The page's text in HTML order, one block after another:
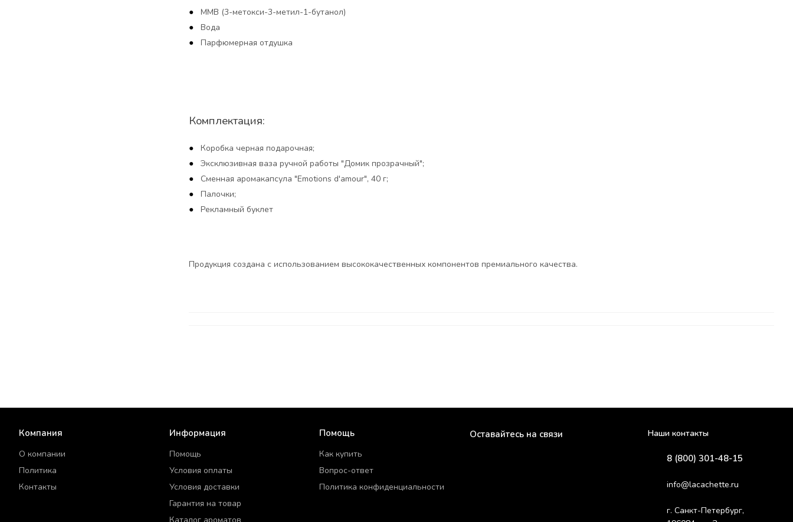
MMB (3-метокси-3-метил-1-бутанол)
Вода
Парфюмерная отдушка
Комплектация:
Коробка черная подарочная;
Эксклюзивная ваза ручной работы "Домик прозрачный";
Сменная аромакапсула "Emotions d'amour", 40 г;
Палочки;
Рекламный буклет
Продукция создана с использованием высококачественных компонентов премиального качества.
Компания
О компании
Политика
Контакты
Информация
Помощь
Условия оплаты
Условия доставки
Гарантия на товар
Помощь
Как купить
Вопрос-ответ
Политика конфиденциальности
Оставайтесь на связи Наши контакты
8 (800) 301-48-15
info@lacachette.ru
г. Санкт-Петербург,